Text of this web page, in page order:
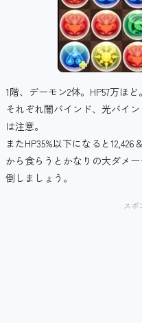
1階、デーモン2体。HP57万ほど。
それぞれ闇バインド、光バイ
は注意。
またHP35%以下になると
から食らうとかなりの大ダメ
倒しましょう。
スポ